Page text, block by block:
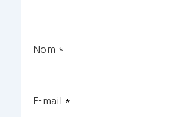
Nom *
E-mail *